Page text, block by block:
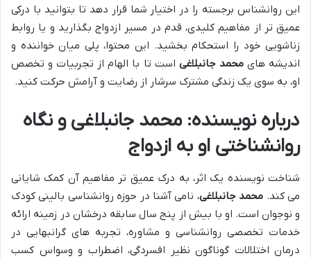
این روانشناس برجسته را در اختیار شما قرار دهد تا بتوانید با درکی
عمیق تر از مفاهیم کلیدی، قدم در مسیر ازدواج بگذارید و یا روابط
زناشویی خود را استحکام بخشید. این محتوا، پلی میان خواننده و
اندیشه هایمحمد جانبلاغی است تا با الهام از تجربیات و تخصص
او، به سوی یک زندگی مشترک سرشار از رضایت و آرامش حرکت کنید.
درباره نویسنده: محمد جانبلاغی و نگاه
روانشناختی او به ازدواج
شناخت نویسنده یک اثر، به درک عمیق تر مفاهیم آن کمک شایانی
می کند. محمد جانبلاغی، نامی آشنا در حوزه روانشناسی بالینی کودک
و نوجوان است. او با بیش از پنج سال سابقه درخشان در زمینه ارائه
خدمات تخصصی روانشناسی و مشاوره، تجربه های گرانبهایی در
درمان اختلالات گوناگون نظیر افسردگی، اضطراب و وسواس کسب